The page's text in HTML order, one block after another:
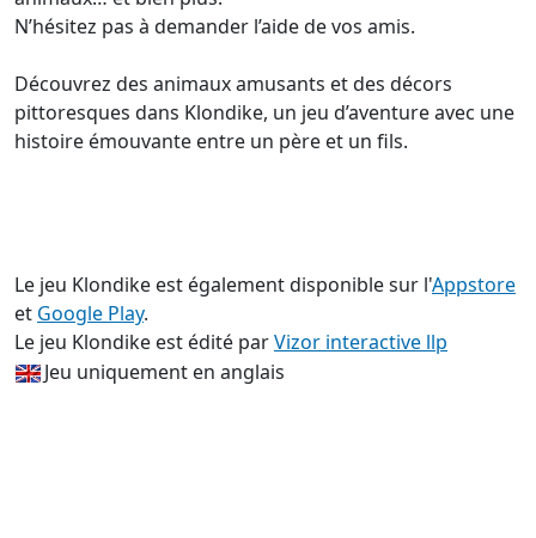
N’hésitez pas à demander l’aide de vos amis.
Découvrez des animaux amusants et des décors
pittoresques dans Klondike, un jeu d’aventure avec une
histoire émouvante entre un père et un fils.
Le jeu Klondike est également disponible sur l'Appstore
et Google Play.
Le jeu Klondike est édité parVizor interactive llp
Jeu uniquement en anglais